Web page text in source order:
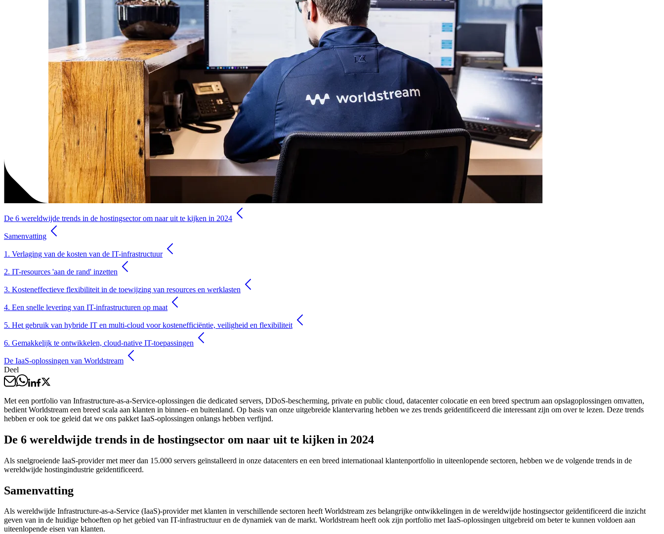
De 6 wereldwijde trends in de hostingsector om naar uit te kijken in 2024
Samenvatting
1. Verlaging van de kosten van de IT-infrastructuur
2. IT-resources 'aan de rand' inzetten
3. Kosteneffectieve flexibiliteit in de toewijzing van resources en werklasten
4. Een snelle levering van IT-infrastructuren op maat
5. Het gebruik van hybride IT en multi-cloud voor kostenefficiëntie, veiligheid en flexibiliteit
6. Gemakkelijk te ontwikkelen, cloud-native IT-toepassingen
De IaaS-oplossingen van Worldstream
Deel
Met een portfolio van Infrastructure-as-a-Service-oplossingen die dedicated servers, DDoS-bescherming, private en public cloud, datacenter colocatie en een breed spectrum aan opslagoplossingen omvatten,
bedient Worldstream een breed scala aan klanten in binnen- en buitenland. Op basis van onze uitgebreide klantervaring hebben we zes trends geïdentificeerd die interessant zijn om over te lezen. Deze trends
hebben er ook toe geleid dat we ons pakket IaaS-oplossingen onlangs hebben verfijnd.
De 6 wereldwijde trends in de hostingsector om naar uit te kijken in 2024
Als snelgroeiende IaaS-provider met meer dan 15.000 servers geïnstalleerd in onze datacenters en een breed internationaal klantenportfolio in uiteenlopende sectoren, hebben we de volgende trends in de
wereldwijde hostingindustrie geïdentificeerd.
Samenvatting
Als wereldwijde Infrastructure-as-a-Service (IaaS)-provider met klanten in verschillende sectoren heeft Worldstream zes belangrijke ontwikkelingen in de wereldwijde hostingsector geïdentificeerd die inzicht
geven van in de huidige behoeften op het gebied van IT-infrastructuur en de dynamiek van de markt. Worldstream heeft ook zijn portfolio met IaaS-oplossingen uitgebreid om beter te kunnen voldoen aan
uiteenlopende eisen van klanten.